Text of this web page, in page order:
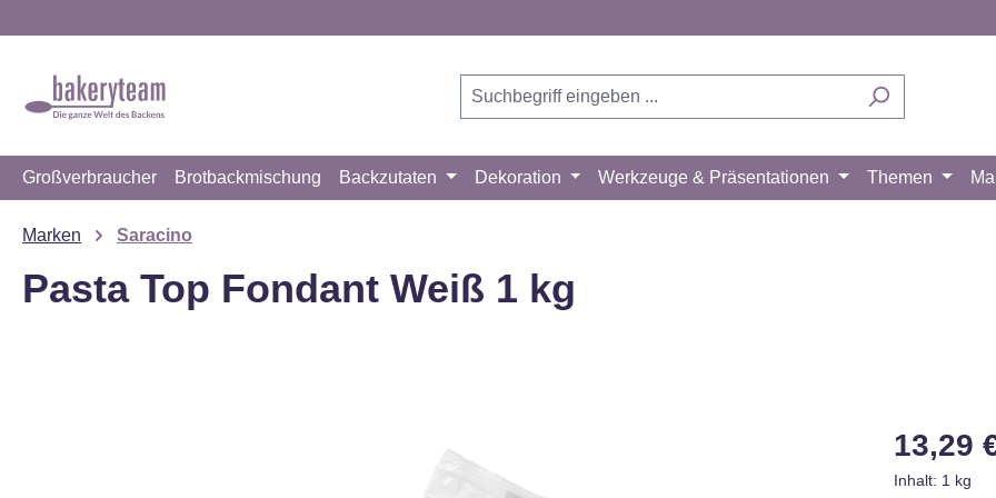
Großverbraucher Brotbackmischung Backzutaten Dekoration Werkzeuge & Präsentationen Themen
Marken Saracino
Pasta Top Fondant Weiß 1 kg
Regulärer
13,29
Inhalt: 1 kg